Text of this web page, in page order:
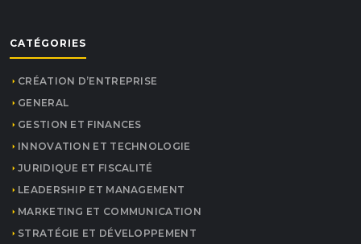
CATÉGORIES
CRÉATION D’ENTREPRISE
GENERAL
GESTION ET FINANCES
INNOVATION ET TECHNOLOGIE
JURIDIQUE ET FISCALITÉ
LEADERSHIP ET MANAGEMENT
MARKETING ET COMMUNICATION
STRATÉGIE ET DÉVELOPPEMENT